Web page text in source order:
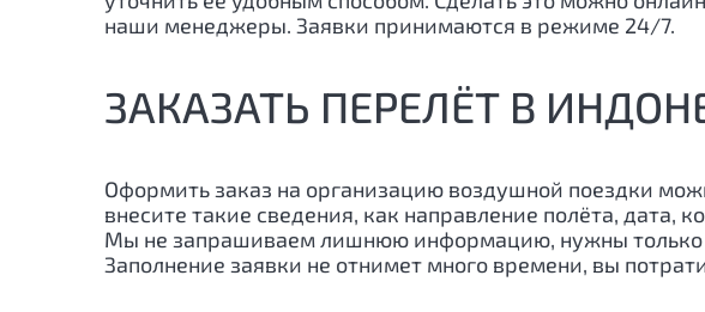
наши менеджеры. Заявки принимаются в режиме 24/7.
ЗАКАЗАТЬ ПЕРЕЛЁТ В
Оформить заказ на организацию воздушной поездки
внесите такие сведения, как направление полёта, дата,
Мы не запрашиваем лишнюю информацию, нужны только
Заполнение заявки не отнимет много времени, вы